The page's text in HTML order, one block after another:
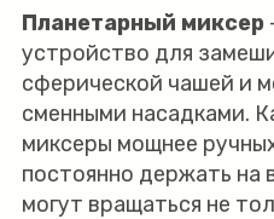
Планетарный миксер
устройство для
сферической чашей и
сменными насадками.
миксеры мощнее
постоянно держать на
могут вращаться не